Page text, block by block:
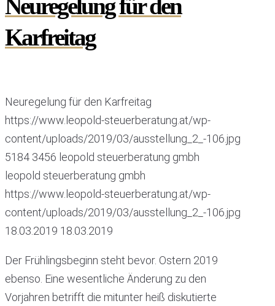
Neuregelung für den
Karfreitag
Neuregelung für den Karfreitag
https://www.leopold-steuerberatung.at/wp-
content/uploads/2019/03/ausstellung_2_-106.jpg
5184 3456 leopold steuerberatung gmbh
leopold steuerberatung gmbh
https://www.leopold-steuerberatung.at/wp-
content/uploads/2019/03/ausstellung_2_-106.jpg
18.03.2019 18.03.2019
Der Frühlingsbeginn steht bevor. Ostern 2019
ebenso. Eine wesentliche Änderung zu den
Vorjahren betrifft die mitunter heiß diskutierte